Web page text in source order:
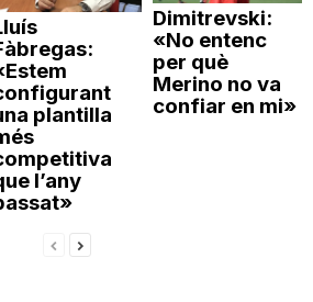
plantilla
l’any
Dimitrevski:
«No entenc
per què
Merino no va
confiar en mi»